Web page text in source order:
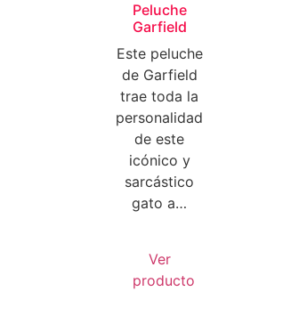
Peluche
Garfield
Este peluche
de Garfield
trae toda la
personalidad
de este
icónico y
sarcástico
gato a…
Ver
producto